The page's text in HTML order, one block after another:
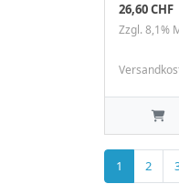
26,60 CHF
Zzgl. 8,1%
1 2